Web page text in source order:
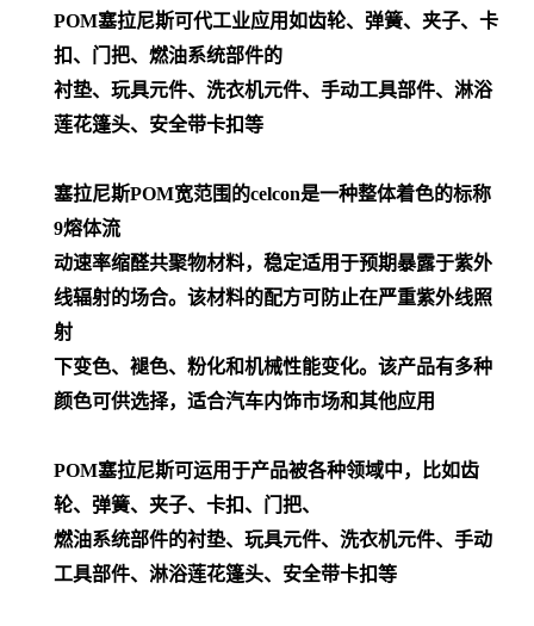
POM塞拉尼斯可代工业应用如齿轮、弹簧、夹子、卡
扣、门把、燃油系统部件的
衬垫、玩具元件、洗衣机元件、手动工具部件、淋浴
莲花篷头、安全带卡扣等
塞拉尼斯POM宽范围的celcon是一种整体着色的标称
9熔体流
动速率缩醛共聚物材料，稳定适用于预期暴露于紫外
线辐射的场合。该材料的配方可防止在严重紫外线照
射
下变色、褪色、粉化和机械性能变化。该产品有多种
颜色可供选择，适合汽车内饰市场和其他应用
POM塞拉尼斯可运用于产品被各种领域中，比如齿
轮、弹簧、夹子、卡扣、门把、
燃油系统部件的衬垫、玩具元件、洗衣机元件、手动
工具部件、淋浴莲花篷头、安全带卡扣等